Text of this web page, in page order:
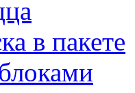
в пакете